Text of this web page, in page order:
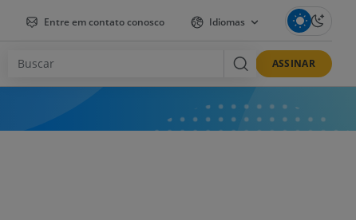
Entre em contato conosco Idiomas
ASSINAR